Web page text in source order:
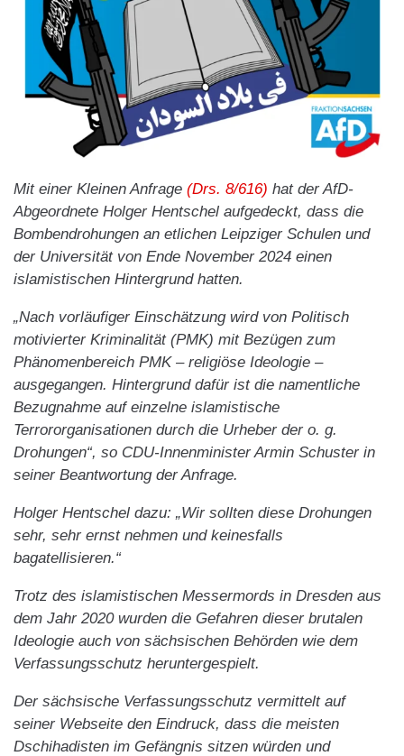
Mit einer Kleinen Anfrage (Drs. 8/616) hat der AfD-
Abgeordnete Holger Hentschel aufgedeckt, dass die
Bombendrohungen an etlichen Leipziger Schulen und
der Universität von Ende November 2024 einen
islamistischen Hintergrund hatten.
„Nach vorläufiger Einschätzung wird von Politisch
motivierter Kriminalität (PMK) mit Bezügen zum
Phänomenbereich PMK – religiöse Ideologie –
ausgegangen. Hintergrund dafür ist die namentliche
Bezugnahme auf einzelne islamistische
Terrororganisationen durch die Urheber der o. g.
Drohungen“, so CDU-Innenminister Armin Schuster in
seiner Beantwortung der Anfrage.
Holger Hentschel dazu: „Wir sollten diese Drohungen
sehr, sehr ernst nehmen und keinesfalls
bagatellisieren.“
Trotz des islamistischen Messermords in Dresden aus
dem Jahr 2020 wurden die Gefahren dieser brutalen
Ideologie auch von sächsischen Behörden wie dem
Verfassungsschutz heruntergespielt.
Der sächsische Verfassungsschutz vermittelt auf
seiner Webseite den Eindruck, dass die meisten
Dschihadisten im Gefängnis sitzen würden und